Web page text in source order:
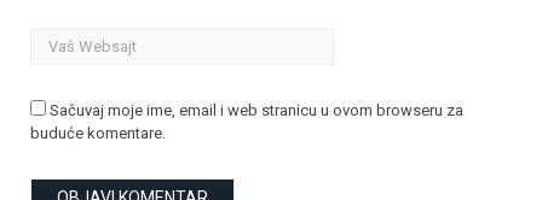
Sačuvaj moje ime, email i web stranicu u ovom browseru za
buduće komentare.